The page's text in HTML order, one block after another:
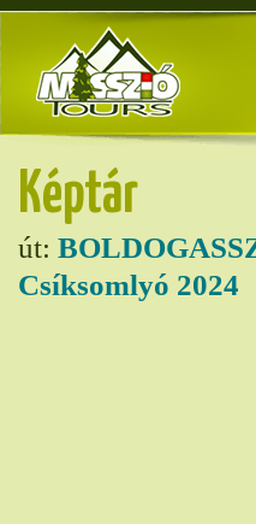
Képtár
út:
Csíksomlyó 2024